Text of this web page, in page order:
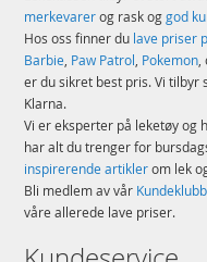
merkevarerog rask oggod
Hos oss finner du lave priser
Barbie, Paw Patrol, Pokemon,
er du sikret best pris. Vi tilbyr
Klarna.
Vi er eksperter på leketøy og
har alt du trenger for
inspirerende artiklerom lek
Bli medlem av vår
våre allerede lave priser.